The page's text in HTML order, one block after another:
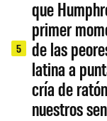
5
que
primer
de las
latina a
cría de
nuestros